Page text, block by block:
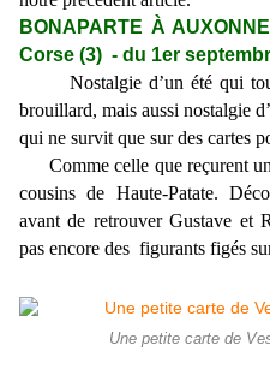
BONAPARTE À
Corse (3) - du 1er
Nostalgie d’un été qui
brouillard, mais aussi nostalgie
qui ne survit que sur des cartes
Comme celle que reçurent
cousins de Haute-Patate.
avant de retrouver Gustave et
pas encore des figurants figés
Une petite carte de